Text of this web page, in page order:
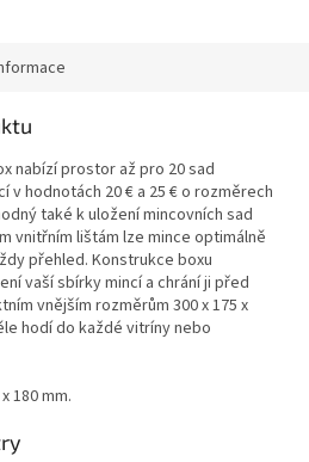
nabízí prostor až pro 20 sad
v hodnotách 20 € a 25 € o rozměrech
také k uložení mincovních sad
vnitřním lištám lze mince optimálně
přehled. Konstrukce boxu
vaší sbírky mincí a chrání ji před
vnějším rozměrům 300 x 175 x
hodí do každé vitríny nebo
180 mm.